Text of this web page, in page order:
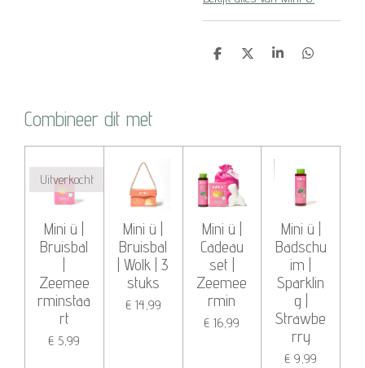
D
D
S
D
Combineer dit met
Uitverkocht
Mini ü |
Bruisbal
Zeemee
rminstaa
rt
€ 5,99
Mini ü |
Bruisbal
| Wolk | 3
stuks
€ 14,99
Mini ü |
Cadeau
set |
Zeemee
rmin
€ 16,99
Mini ü |
Badschu
im |
Sparklin
g |
Strawbe
rry
€ 9,99